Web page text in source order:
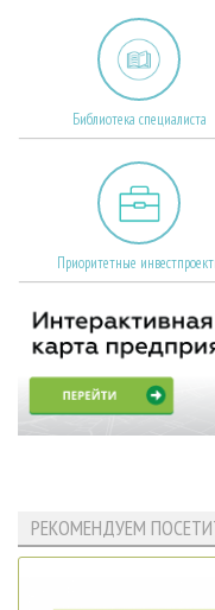
Библиотека специалиста
Приоритетные
РЕКОМЕНДУЕМ